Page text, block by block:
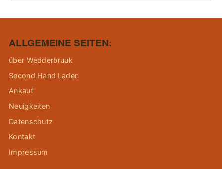
ALLGEMEINE SEITEN:
über Wedderbruuk
Second Hand Laden
Ankauf
Neuigkeiten
Datenschutz
Kontakt
Impressum